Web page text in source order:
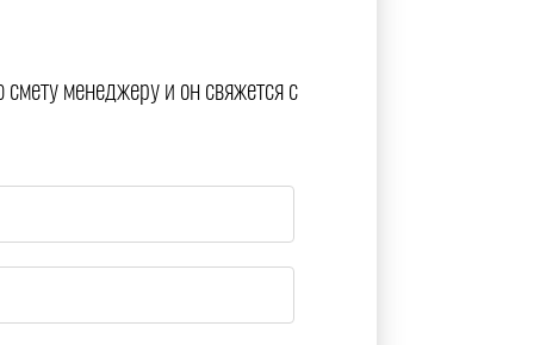
смету менеджеру и он свяжется с